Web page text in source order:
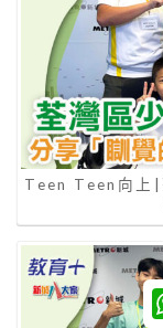
Teen Teen向上|